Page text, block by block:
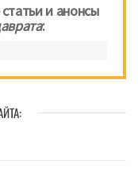
и анонсы
: